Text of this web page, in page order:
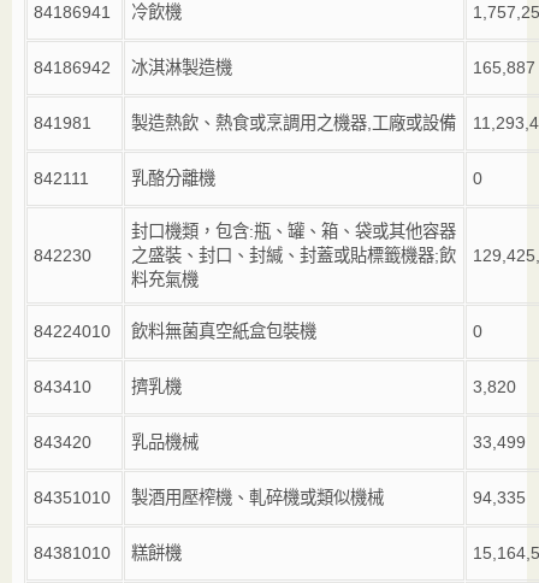
84186941 冷飲機
84186942 冰淇淋製造機 165,887
841981 製造熱飲、熱食或烹調用之機器 工廠或設備
842111 乳酪分離機 0
842230
封口機類，包含:瓶、罐、箱、袋或其他容器
之盛裝、封口、封緘、封蓋或貼標籤機器;飲
料充氣機
84224010 飲料無菌真空紙盒包裝機 0
843410 擠乳機 3,820
843420 乳品機械 33,499
84351010 製酒用壓榨機、軋碎機或類似機械 94,335
84381010 糕餅機